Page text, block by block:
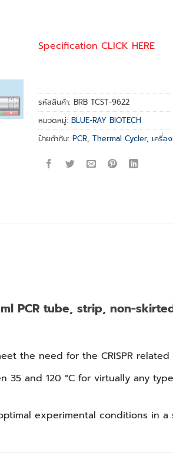
Specification CLICK HERE
รหัสสินค้า: BRB TCST-9622
หมวดหมู่: BLUE-RAY BIOTECH
ป้ายกำกับ: PCR, Thermal Cycler, เครื่อ
PCR tube, strip, non-
the need for the CRISPR related
35 and 120 °C for virtually any
experimental conditions in a